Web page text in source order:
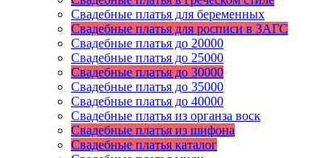
Свадебные платья для беременных
Свадебные платья для росписи в ЗАГС
Свадебные платья до 20000
Свадебные платья до 25000
Свадебные платья до 30000
Свадебные платья до 35000
Свадебные платья до 40000
Свадебные платья из органза воск
Свадебные платья из шифона
Свадебные платья каталог